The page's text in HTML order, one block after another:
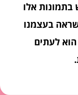
בתמונות אלו
בעצמנו
לעתים